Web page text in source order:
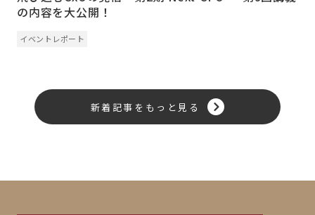
の内容を大公開！
イベントレポート
新着記事をもっと見る